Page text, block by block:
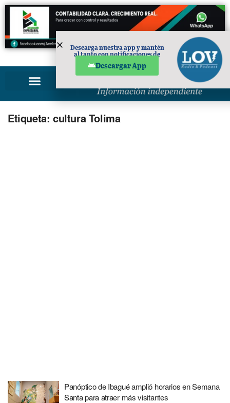
PUBLICIDAD
Etiqueta: cultura Tolima
Panóptico de Ibagué amplió horarios en Semana
Santa para atraer más visitantes
Descarga nuestra app y mantén
al tanto con notificaciones de
Descargar App